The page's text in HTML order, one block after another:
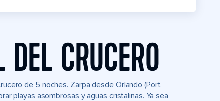
CRUCERO
de 5 noches. Zarpa desde Orlando (Port
playas asombrosas y aguas cristalinas. Ya sea